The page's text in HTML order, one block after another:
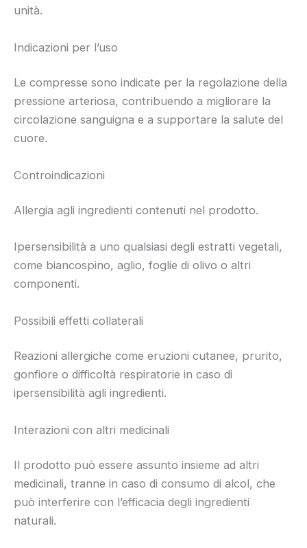
unità.
Indicazioni per l’uso
Le compresse sono indicate per la regolazione della
pressione arteriosa, contribuendo a migliorare la
circolazione sanguigna e a supportare la salute del
cuore.
Controindicazioni
Allergia agli ingredienti contenuti nel prodotto.
Ipersensibilità a uno qualsiasi degli estratti vegetali,
come biancospino, aglio, foglie di olivo o altri
componenti.
Possibili effetti collaterali
Reazioni allergiche come eruzioni cutanee, prurito,
gonfiore o difficoltà respiratorie in caso di
ipersensibilità agli ingredienti.
Interazioni con altri medicinali
Il prodotto può essere assunto insieme ad altri
medicinali, tranne in caso di consumo di alcol, che
può interferire con l’efficacia degli ingredienti
naturali.